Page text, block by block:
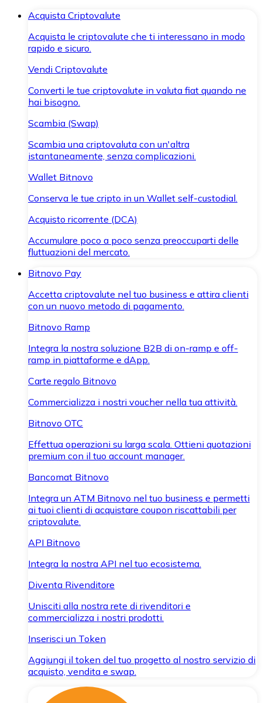
Acquista Criptovalute
Acquista le criptovalute che ti interessano in modo
rapido e sicuro.
Vendi Criptovalute
Converti le tue criptovalute in valuta fiat quando ne
hai bisogno.
Scambia (Swap)
Scambia una criptovaluta con un'altra
istantaneamente, senza complicazioni.
Wallet Bitnovo
Conserva le tue cripto in un Wallet self-custodial.
Acquisto ricorrente (DCA)
Accumulare poco a poco senza preoccuparti delle
fluttuazioni del mercato.
Bitnovo Pay
Accetta criptovalute nel tuo business e attira clienti
con un nuovo metodo di pagamento.
Bitnovo Ramp
Integra la nostra soluzione B2B di on-ramp e off-
ramp in piattaforme e dApp.
Carte regalo Bitnovo
Commercializza i nostri voucher nella tua attività.
Bitnovo OTC
Effettua operazioni su larga scala. Ottieni quotazioni
premium con il tuo account manager.
Bancomat Bitnovo
Integra un ATM Bitnovo nel tuo business e permetti
ai tuoi clienti di acquistare coupon riscattabili per
criptovalute.
API Bitnovo
Integra la nostra API nel tuo ecosistema.
Diventa Rivenditore
Unisciti alla nostra rete di rivenditori e
commercializza i nostri prodotti.
Inserisci un Token
Aggiungi il token del tuo progetto al nostro servizio di
acquisto, vendita e swap.